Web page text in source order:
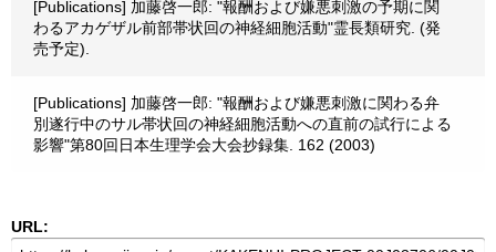
[Publications] 加藤啓一郎: "報酬および嫌悪刺激の予期に関
わるアカゲザル前部帯状回の神経細胞活動"霊長類研究. (発
売予定).
[Publications] 加藤啓一郎: "報酬および嫌悪刺激に関わる弁
別遂行中のサル帯状回の神経細胞活動への直前の試行による
影響"第80回日本生理学会大会抄録集. 162 (2003)
URL: